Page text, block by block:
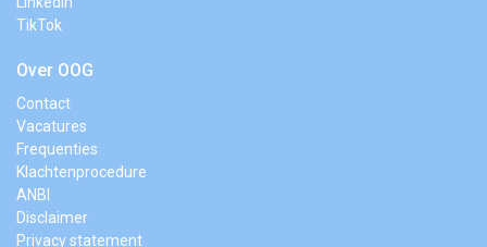
TikTok
Over OOG
Contact
Vacatures
Frequenties
Klachtenprocedure
ANBI
Disclaimer
Privacy statement